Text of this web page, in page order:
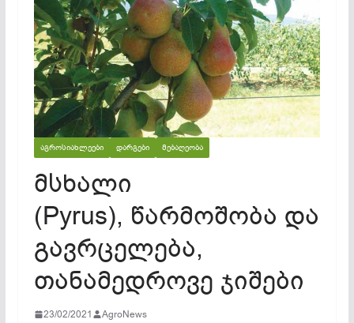
ᲐᲒᲠᲝᲡᲘᲐᲮᲚᲔᲔᲑᲘ ᲓᲐᲠᲒᲔᲑᲘ ᲛᲔᲑᲐᲦᲔᲝᲑᲐ
მსხალი
(Pyrus), წარმოშობა და
გავრცელება,
თანამედროვე ჯიშები
23/02/2021 AgroNews